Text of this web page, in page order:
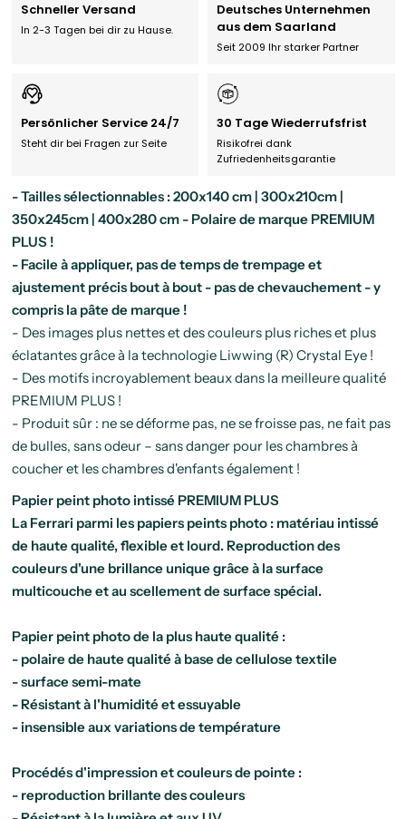
Schneller Versand
In 2-3 Tagen bei dir zu Hause.
Deutsches Unternehmen
aus dem Saarland
Seit 2009 Ihr starker Partner
Persönlicher Service 24/7
Steht dir bei Fragen zur Seite
30 Tage Wiederrufsfrist
Risikofrei dank
Zufriedenheitsgarantie
- Tailles sélectionnables : 200x140 cm | 300x210cm |
350x245cm | 400x280 cm - Polaire de marque PREMIUM
PLUS !
- Facile à appliquer, pas de temps de trempage et
ajustement précis bout à bout - pas de chevauchement - y
compris la pâte de marque !
- Des images plus nettes et des couleurs plus riches et plus
éclatantes grâce à la technologie Liwwing (R) Crystal Eye !
- Des motifs incroyablement beaux dans la meilleure qualité
PREMIUM PLUS !
- Produit sûr : ne se déforme pas, ne se froisse pas, ne fait pas
de bulles, sans odeur – sans danger pour les chambres à
coucher et les chambres d'enfants également !
Papier peint photo intissé PREMIUM PLUS
La Ferrari parmi les papiers peints photo : matériau intissé
de haute qualité, flexible et lourd. Reproduction des
couleurs d'une brillance unique grâce à la surface
multicouche et au scellement de surface spécial.
Papier peint photo de la plus haute qualité :
- polaire de haute qualité à base de cellulose textile
- surface semi-mate
- Résistant à l'humidité et essuyable
- insensible aux variations de température
Procédés d'impression et couleurs de pointe :
- reproduction brillante des couleurs